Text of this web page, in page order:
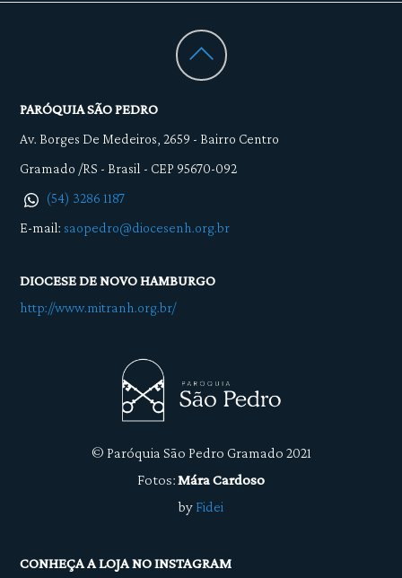
PARÓQUIA SÃO PEDRO
Av. Borges De Medeiros, 2659 - Bairro Centro
Gramado /RS - Brasil - CEP 95670-092
(54) 3286 1187
E-mail: saopedro@diocesenh.org.br
DIOCESE DE NOVO HAMBURGO
http://www.mitranh.org.br/
© Paróquia São Pedro Gramado 2021
Fotos:Mára Cardoso
by Fidei
CONHEÇA A LOJA NO INSTAGRAM